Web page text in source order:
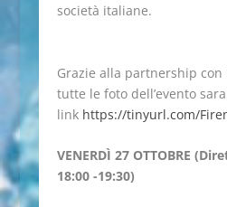
società italiane.
Grazie alla partnership
tutte le foto dell’evento
link https://tinyurl.com/
VENERDÌ 27 OTTOBRE
18:00 -19:30)